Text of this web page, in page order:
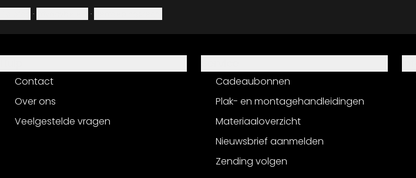
· ·
Contact
Over ons
Veelgestelde vragen
Cadeaubonnen
Plak- en montagehandleidingen
Materiaaloverzicht
Nieuwsbrief aanmelden
Zending volgen